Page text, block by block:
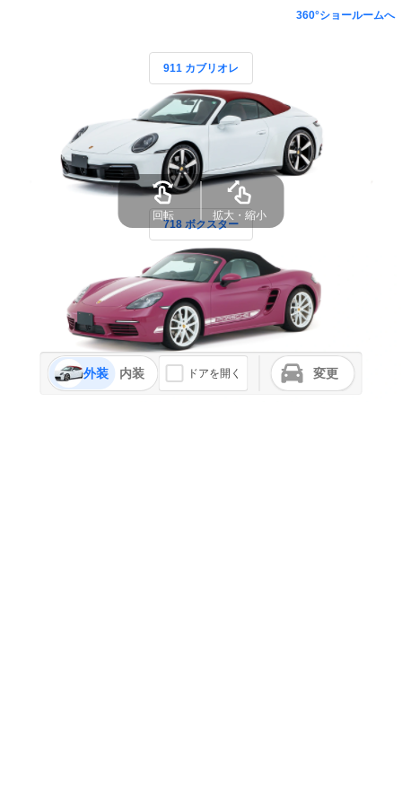
360°ショールームへ
911 カブリオレ
718 ボクスター
外装 内装 ドアを開く 変更
回転 拡大・縮小